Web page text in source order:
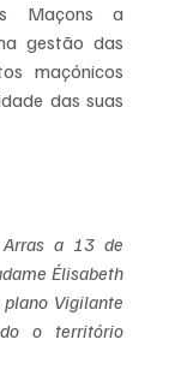
Maçons a
gestão das
maçónicos
das suas
a 13 de
Élisabeth
Vigilante
o território